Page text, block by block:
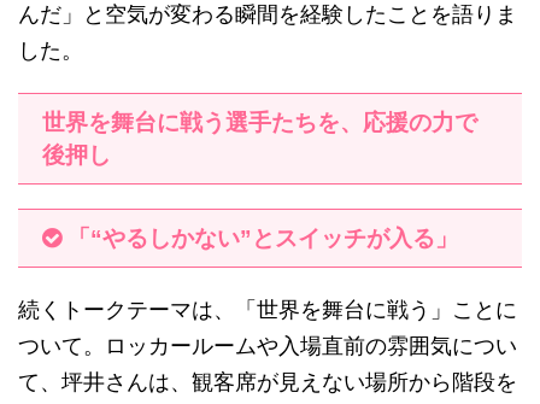
んだ」と空気が変わる瞬間を経験したことを語りま
した。
世界を舞台に戦う選手たちを、応援の力で
後押し
「“やるしかない”とスイッチが入る」
続くトークテーマは、「世界を舞台に戦う」ことに
ついて。ロッカールームや入場直前の雰囲気につい
て、坪井さんは、観客席が見えない場所から階段を